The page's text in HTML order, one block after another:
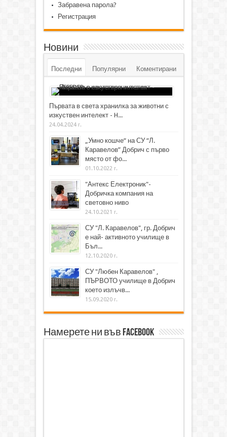
Забравена парола?
Регистрация
Новини
Последни Популярни Коментирани
Първата в света хранилка за животни с
изкуствен интелект - H...
24.04.2024 г.
„Умно кошче“ на СУ “Л.
Каравелов” Добрич с първо
място от фо...
01.10.2022 г.
"Антекс Електроник"-
Добричка компания на
световно ниво
24.10.2021 г.
СУ "Л. Каравелов", гр. Добрич
е най- активното училище в
Бъл...
12.10.2020 г.
СУ "Любен Каравелов" ,
ПЪРВОТО училище в Добрич
което излъчв...
15.09.2020 г.
Намерете ни във Facebook